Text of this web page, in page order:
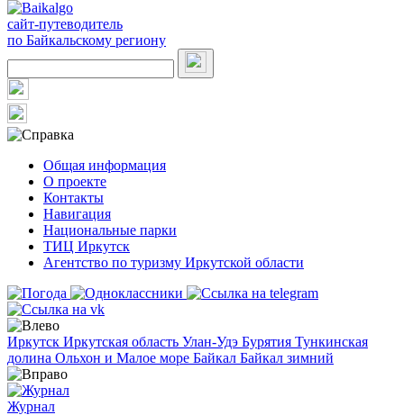
сайт-путеводитель
по Байкальскому региону
Общая информация
О проекте
Контакты
Навигация
Национальные парки
ТИЦ Иркутск
Агентство по туризму Иркутской области
Иркутск Иркутская область Улан-Удэ Бурятия Тункинская
долина Ольхон и Малое море Байкал Байкал зимний
Журнал